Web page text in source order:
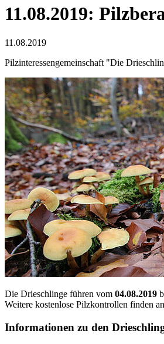
11.08.2019:
11.08.2019
Pilzinteressengemeinschaft "Die
Die Drieschlinge führen vom 04.08.2019
Weitere kostenlose Pilzkontrollen finden
Informationen zu den